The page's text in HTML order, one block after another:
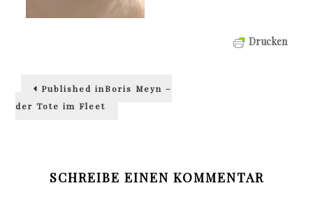
Drucken
Beitragsnavigation
Published inBoris Meyn –
der Tote im Fleet
SCHREIBE EINEN KOMMENTAR